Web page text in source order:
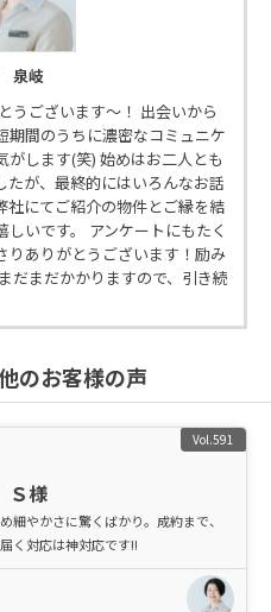
泉岐
うございます～！ 出会いから
期間のうちに濃密なコミュニケ
します(笑) 始めはお二人とも
たが、最終的にはいろんなお話
社にてご紹介の物件とご縁を結
いです。 アンケートにもたく
りありがとうございます！励み
だまだかかりますので、引き続
のお客様の声
Vol.591
Ｓ様
細やかさに驚くばかり。成約まで、
く対応は神対応です!!